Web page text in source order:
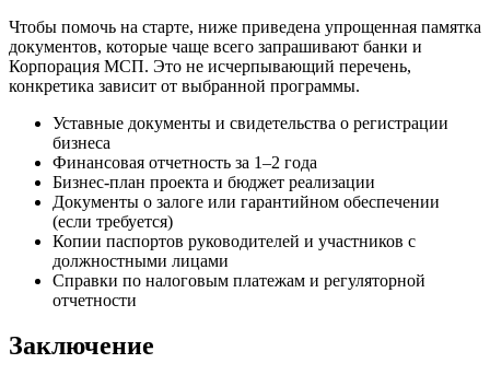
Чтобы помочь на старте, ниже приведена упрощенная памятка
документов, которые чаще всего запрашивают банки и
Корпорация МСП. Это не исчерпывающий перечень,
конкретика зависит от выбранной программы.
Уставные документы и свидетельства о регистрации
бизнеса
Финансовая отчетность за 1–2 года
Бизнес-план проекта и бюджет реализации
Документы о залоге или гарантийном обеспечении
(если требуется)
Копии паспортов руководителей и участников с
должностными лицами
Справки по налоговым платежам и регуляторной
отчетности
Заключение